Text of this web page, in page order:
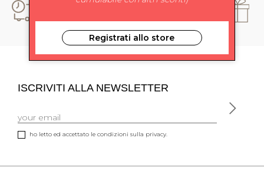
ISCRIVITI ALLA NEWSLETTER
ho letto ed accettato le condizioni sulla privacy.
Registrati allo store